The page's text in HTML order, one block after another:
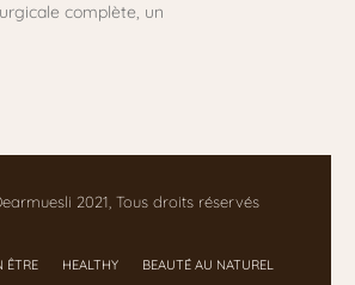
complète, un
2021, Tous droits réservés
ÊTRE HEALTHY BEAUTÉ AU NATUREL